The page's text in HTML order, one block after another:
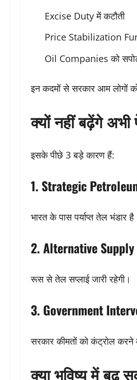
Excise Duty में कटौती
Price Stabilization
Oil Companies को
इन कदमों से सरकार आम लोगों
क्यों नहीं बढ़ेंगे
इसके पीछे 3 बड़े कारण हैं:
1. Strategic
भारत के पास पर्याप्त तेल भंडार
2. Alternative Supply
रूस से तेल सप्लाई जारी रहेगी।
3. Government
सरकार कीमतों को कंट्रोल करने
क्या भविष्य में बढ़